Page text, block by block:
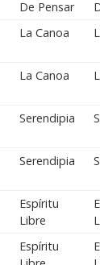
De Pensar
La Canoa
La Canoa
Serendipia
Serendipia
Espíritu
Libre
Espíritu